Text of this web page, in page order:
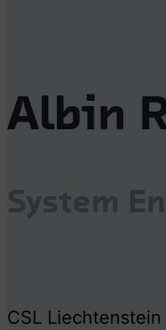
Albin
System
CSL Liechtenstein